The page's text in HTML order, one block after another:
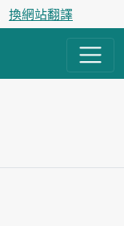
換網站翻譯